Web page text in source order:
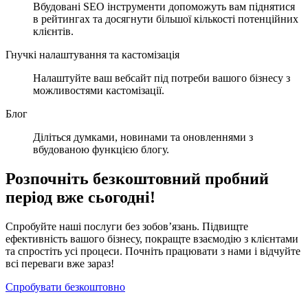
Вбудовані SEO інструменти допоможуть вам піднятися
в рейтингах та досягнути більшої кількості потенційних
клієнтів.
Гнучкі налаштування та кастомізація
Налаштуйте ваш вебсайт під потреби вашого бізнесу з
можливостями кастомізації.
Блог
Діліться думками, новинами та оновленнями з
вбудованою функцією блогу.
Розпочніть безкоштовний пробний
період вже сьогодні!
Спробуйте наші послуги без зобов’язань. Підвищте
ефективність вашого бізнесу, покращте взаємодію з клієнтами
та спростіть усі процеси. Почніть працювати з нами і відчуйте
всі переваги вже зараз!
Спробувати безкоштовно